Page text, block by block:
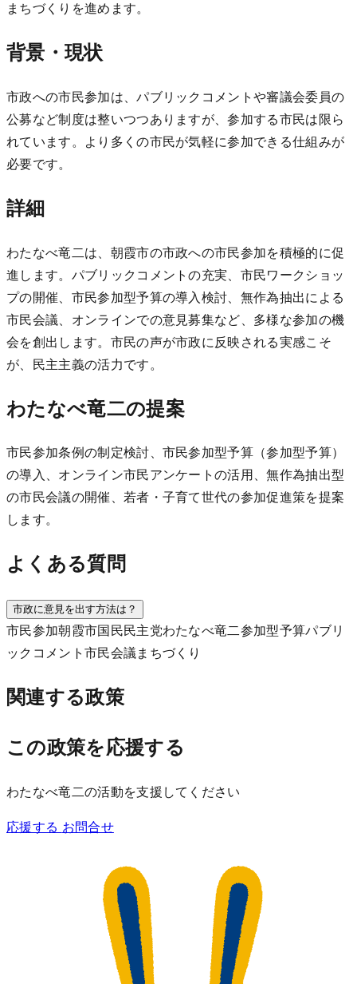
まちづくりを進めます。
背景・現状
市政への市民参加は、パブリックコメントや審議会委員の
公募など制度は整いつつありますが、参加する市民は限ら
れています。より多くの市民が気軽に参加できる仕組みが
必要です。
詳細
わたなべ竜二は、朝霞市の市政への市民参加を積極的に促
進します。パブリックコメントの充実、市民ワークショッ
プの開催、市民参加型予算の導入検討、無作為抽出による
市民会議、オンラインでの意見募集など、多様な参加の機
会を創出します。市民の声が市政に反映される実感こそ
が、民主主義の活力です。
わたなべ竜二の提案
市民参加条例の制定検討、市民参加型予算（参加型予算）
の導入、オンライン市民アンケートの活用、無作為抽出型
の市民会議の開催、若者・子育て世代の参加促進策を提案
します。
よくある質問
市政に意見を出す方法は？
市民参加朝霞市国民民主党わたなべ竜二参加型予算パブリ
ックコメント 市民会議 まちづくり
関連する政策
この政策を応援する
わたなべ竜二の活動を支援してください
応援する お問合せ